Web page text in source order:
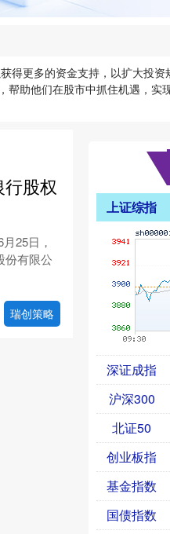
得更多的资金支持，以扩大投
助他们在股市中抓住机遇，实
股权
25日，
份有限公
瑞创策略
上证综指
深证成指
沪深300
北证50
创业板指
基金指数
国债指数